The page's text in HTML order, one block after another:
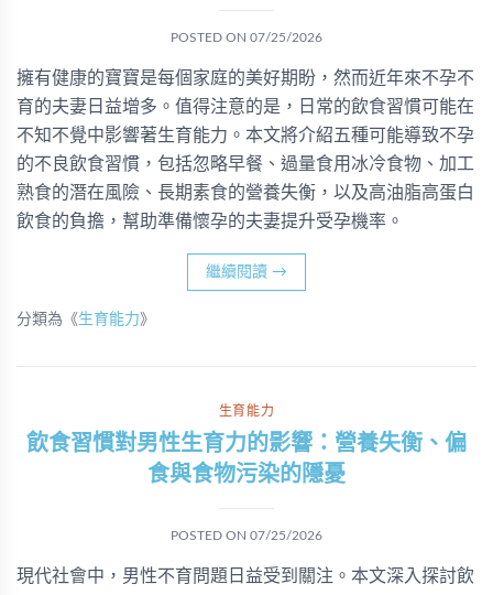
POSTED ON 07/25/2026
擁有健康的寶寶是每個家庭的美好期盼，然而近年來不孕不
育的夫妻日益增多。值得注意的是，日常的飲食習慣可能在
不知不覺中影響著生育能力。本文將介紹五種可能導致不孕
的不良飲食習慣，包括忽略早餐、過量食用冰冷食物、加工
熟食的潛在風險、長期素食的營養失衡，以及高油脂高蛋白
飲食的負擔，幫助準備懷孕的夫妻提升受孕機率。
繼續閱讀 →
分類為《生育能力》
生育能力
飲食習慣對男性生育力的影響：營養失衡、偏
食與食物污染的隱憂
POSTED ON 07/25/2026
現代社會中，男性不育問題日益受到關注。本文深入探討飲